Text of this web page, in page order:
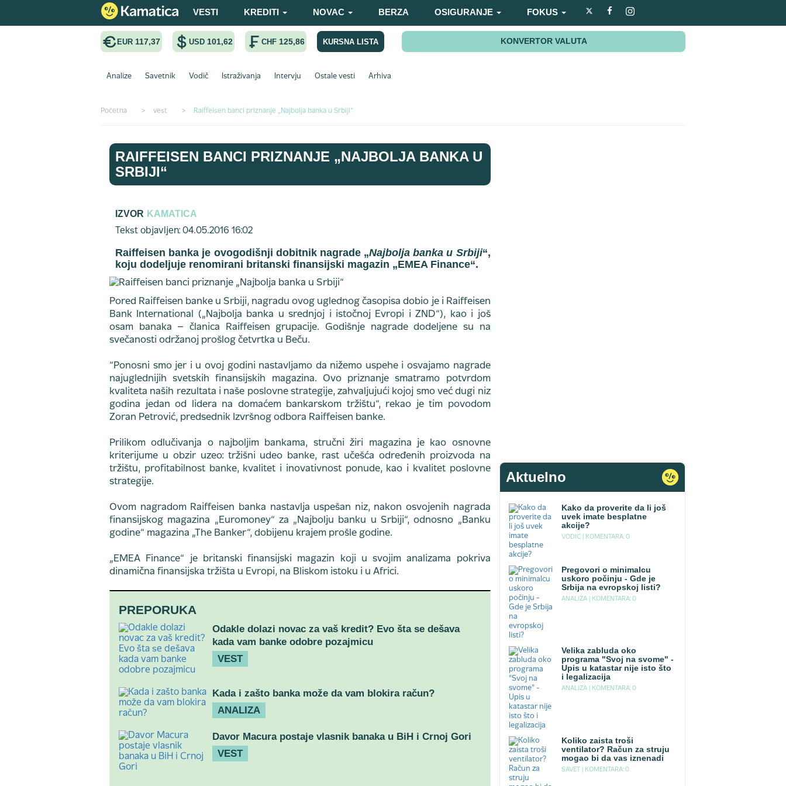
VESTI KREDITI NOVAC BERZA OSIGURANJE FOKUS
EUR 117,37 USD 101,62 CHF 125,86 KURSNA LISTA KONVERTOR VALUTA
Analize Savetnik Vodič Istraživanja Intervju Ostale vesti Arhiva
Početna > vest > Raiffeisen banci priznanje „Najbolja banka u Srbiji“
RAIFFEISEN BANCI PRIZNANJE „NAJBOLJA BANKA U
SRBIJI“
IZVOR KAMATICA
Tekst objavljen: 04.05.2016 16:02
Raiffeisen banka je ovogodišnji dobitnik nagrade „Najbolja banka u Srbiji“,
koju dodeljuje renomirani britanski finansijski magazin „EMEA Finance“.
Pored Raiffeisen banke u Srbiji, nagradu ovog uglednog časopisa dobio je i Raiffeisen
Bank International („Najbolja banka u srednjoj i istočnoj Evropi i ZND“), kao i još
osam banaka – članica Raiffeisen grupacije. Godišnje nagrade dodeljene su na
svečanosti održanoj prošlog četvrtka u Beču.
“Ponosni smo jer i u ovoj godini nastavljamo da nižemo uspehe i osvajamo nagrade
najuglednijih svetskih finansijskih magazina. Ovo priznanje smatramo potvrdom
kvaliteta naših rezultata i naše poslovne strategije, zahvaljujući kojoj smo već dugi niz
godina jedan od lidera na domaćem bankarskom tržištu“, rekao je tim povodom
Zoran Petrović, predsednik Izvršnog odbora Raiffeisen banke.
Prilikom odlučivanja o najboljim bankama, stručni žiri magazina je kao osnovne
kriterijume u obzir uzeo: tržišni udeo banke, rast učešća određenih proizvoda na
tržištu, profitabilnost banke, kvalitet i inovativnost ponude, kao i kvalitet poslovne
strategije.
Ovom nagradom Raiffeisen banka nastavlja uspešan niz, nakon osvojenih nagrada
finansijskog magazina „Euromoney“ za „Najbolju banku u Srbiji“, odnosno „Banku
godine“ magazina „The Banker“, dobijenu krajem prošle godine.
„EMEA Finance“ je britanski finansijski magazin koji u svojim analizama pokriva
dinamična finansijska tržišta u Evropi, na Bliskom istoku i u Africi.
PREPORUKA
Odakle dolazi novac za vaš kredit? Evo šta se dešava
kada vam banke odobre pozajmicu
VEST
Kada i zašto banka može da vam blokira račun?
ANALIZA
Davor Macura postaje vlasnik banaka u BiH i Crnoj Gori
VEST
Aktuelno
Kako da proverite da li još
uvek imate besplatne
akcije?
VODIC | KOMENTARA: 0
Pregovori o minimalcu
uskoro počinju - Gde je
Srbija na evropskoj listi?
ANALIZA | KOMENTARA: 0
Velika zabluda oko
programa "Svoj na svome" -
Upis u katastar nije isto što
i legalizacija
ANALIZA | KOMENTARA: 0
Koliko zaista troši
ventilator? Račun za struju
mogao bi da vas iznenadi
SAVET | KOMENTARA: 0